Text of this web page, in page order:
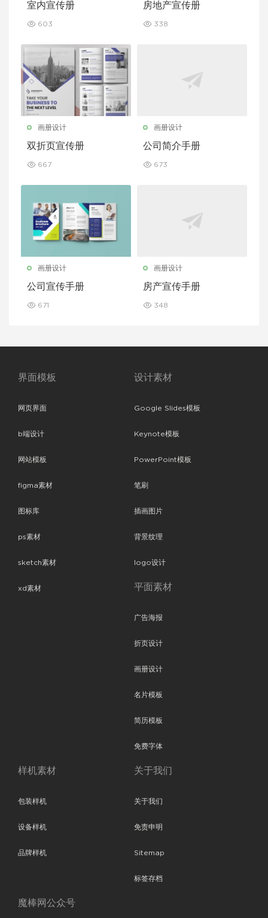
室内宣传册
603
房地产宣传册
338
画册设计
双折页宣传册
667
画册设计
公司简介手册
673
画册设计
公司宣传手册
671
画册设计
房产宣传手册
348
界面模板
网页界面
b端设计
网站模板
figma素材
图标库
ps素材
sketch素材
xd素材
设计素材
Google Slides模板
Keynote模板
PowerPoint模板
笔刷
插画图片
背景纹理
logo设计
平面素材
广告海报
折页设计
画册设计
名片模板
简历模板
免费字体
样机素材
包装样机
设备样机
品牌样机
关于我们
关于我们
免责申明
Sitemap
标签存档
魔棒网公众号